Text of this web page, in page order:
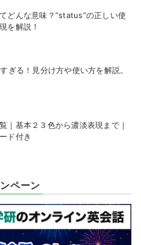
どんな意味？”status”の正しい使
を解説！
ぎる！見分け方や使い方を解説。
｜基本２３色から濃淡表現まで｜
ド付き
ペーン